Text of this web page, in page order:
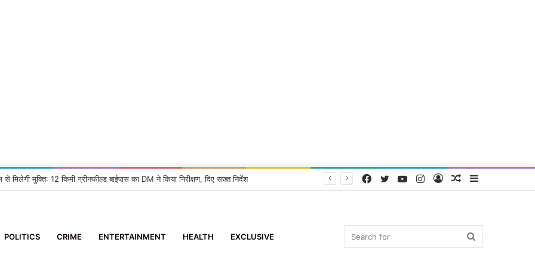
मिलेगी मुक्ति: 12 किमी ग्रीनफील्ड बाईपास का DM ने किया निरीक्षण, दिए सख्त निर्देश
Random
Log
Instagram
YouTube
Twitter
Facebook
POLITICS CRIME ENTERTAINMENT HEALTH EXCLUSIVE